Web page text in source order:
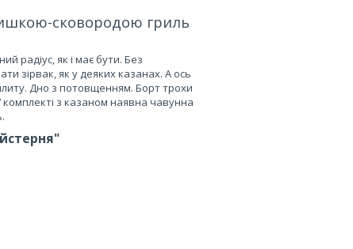
сковородою гриль
радіус, як і має бути. Без
зірвак, як у деяких казанах. А ось
Дно з потовщенням. Борт трохи
з казаном наявна чавунна